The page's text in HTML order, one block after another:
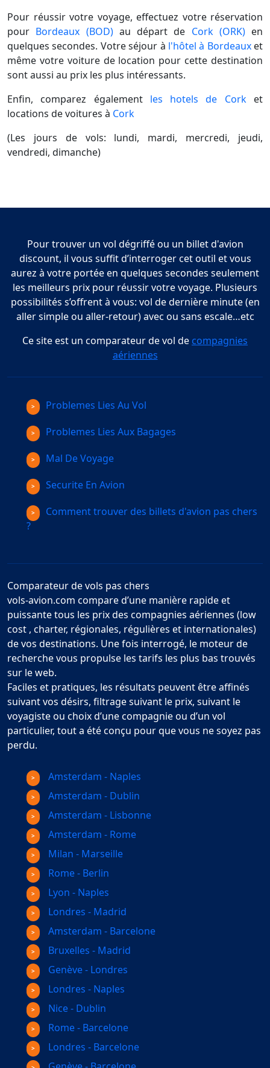
Pour réussir votre voyage, effectuez votre réservation
pour Bordeaux (BOD)au départ de Cork (ORK)en
quelques secondes. Votre séjour à l'hôtel à Bordeauxet
même votre voiture de location pour cette destination
sont aussi au prix les plus intéressants.
Enfin, comparez également les hotels de Corket
locations de voitures à Cork
(Les jours de vols: lundi, mardi, mercredi, jeudi,
vendredi, dimanche)
Pour trouver un vol dégriffé ou un billet d'avion
discount, il vous suffit d’interroger cet outil et vous
aurez à votre portée en quelques secondes seulement
les meilleurs prix pour réussir votre voyage. Plusieurs
possibilités s’offrent à vous: vol de dernière minute (en
aller simple ou aller-retour) avec ou sans escale…etc
Ce site est un comparateur de vol de compagnies
aériennes
Problemes Lies Au Vol
Problemes Lies Aux Bagages
Mal De Voyage
Securite En Avion
Comment trouver des billets d'avion pas chers
?
Comparateur de vols pas chers
vols-avion.com compare d’une manière rapide et
puissante tous les prix des compagnies aériennes (low
cost , charter, régionales, régulières et internationales)
de vos destinations. Une fois interrogé, le moteur de
recherche vous propulse les tarifs les plus bas trouvés
sur le web.
Faciles et pratiques, les résultats peuvent être affinés
suivant vos désirs, filtrage suivant le prix, suivant le
voyagiste ou choix d’une compagnie ou d’un vol
particulier, tout a été conçu pour que vous ne soyez pas
perdu.
Amsterdam - Naples
Amsterdam - Dublin
Amsterdam - Lisbonne
Amsterdam - Rome
Milan - Marseille
Rome - Berlin
Lyon - Naples
Londres - Madrid
Amsterdam - Barcelone
Bruxelles - Madrid
Genève - Londres
Londres - Naples
Nice - Dublin
Rome - Barcelone
Londres - Barcelone